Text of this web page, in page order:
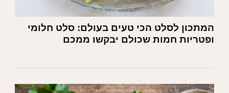
המתכון לסלט הכי טעים בעולם: סלט חלומי
ופטריות חמות שכולם יבקשו ממכם